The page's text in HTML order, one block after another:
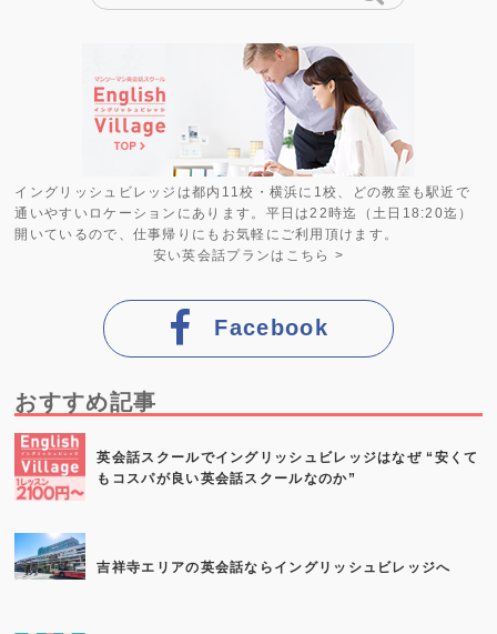
イングリッシュビレッジは都内11校・横浜に1校、どの教室も駅近で
通いやすいロケーションにあります。平日は22時迄（土日18:20迄）
開いているので、仕事帰りにもお気軽にご利用頂けます。
安い英会話プラン はこちら >
Facebook
おすすめ記事
英会話スクールでイングリッシュビレッジはなぜ “安くて
もコスパが良い英会話スクールなのか”
吉祥寺エリアの英会話ならイングリッシュビレッジへ